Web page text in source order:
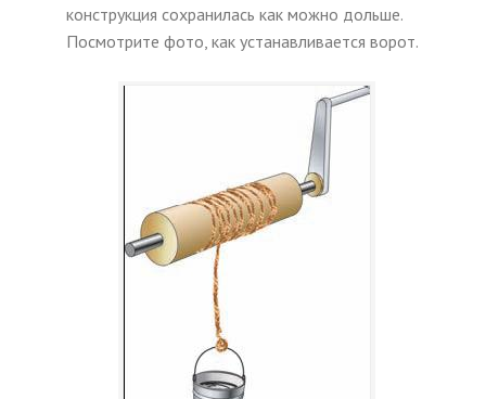
конструкция сохранилась как можно дольше.
Посмотрите фото, как устанавливается ворот.